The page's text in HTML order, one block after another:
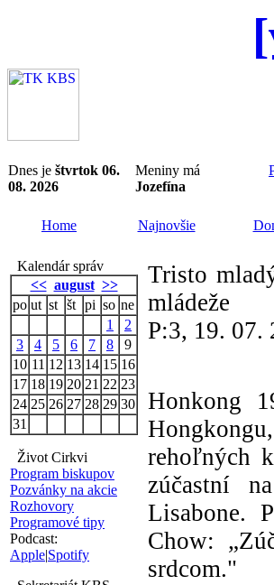
Dnes je štvrtok 06.
08. 2026
Meniny má
Jozefína
Home Najnovšie
Kalendár správ
<< august >>
po ut st št pi so ne
1
2
3
4 5 6 7 8
9
10 11 12 13 14 15 16
17 18 19 20 21 22 23
24 25 26 27 28 29 30
31
Život Cirkvi
Program biskupov
Pozvánky na akcie
Rozhovory
Programové tipy
Podcast:
Apple|Spotify
Tristo
mládeže
P:3, 19. 07.
Honkong
rehoľných
zúčastní
Lisabone.
Chow:
srdcom."